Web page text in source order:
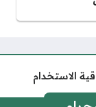
الاستخدام